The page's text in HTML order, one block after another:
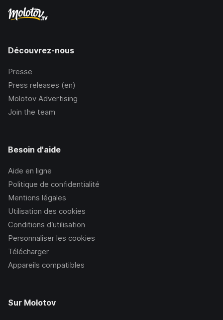
Découvrez-nous
Presse
Press releases (en)
Molotov Advertising
Join the team
Besoin d'aide
Aide en ligne
Politique de confidentialité
Mentions légales
Utilisation des cookies
Conditions d’utilisation
Personnaliser les cookies
Télécharger
Appareils compatibles
Sur Molotov